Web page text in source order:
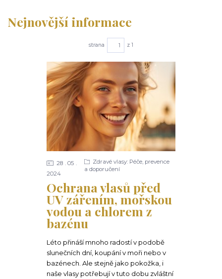
Nejnovější informace
strana z 1
Ochrana vlasů před
UV zářením, mořskou
vodou a chlorem z
bazénu
28
05
2024
Zdravé vlasy: Péče, prevence
a doporučení
Léto přináší mnoho radostí v podobě
slunečních dní, koupání v moři nebo v
bazénech. Ale stejně jako pokožka, i
naše vlasy potřebují v tuto dobu zvláštní